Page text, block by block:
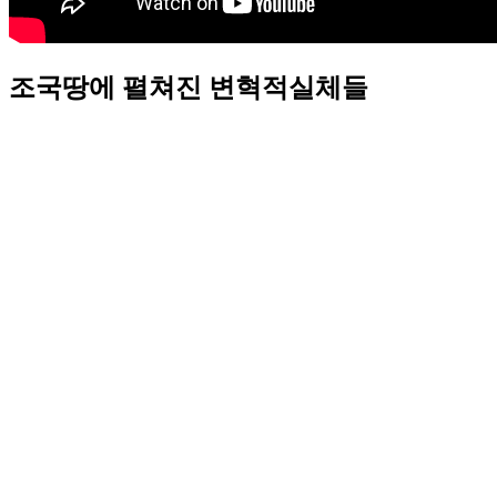
조국땅에 펼쳐진 변혁적실체들